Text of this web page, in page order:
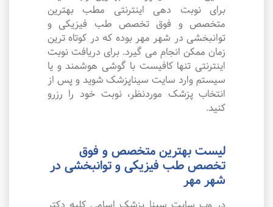
برای نوبت دهی اینترنتی مطب بهترین
متخصص و فوق تخصص طب فیزیکی و
توانبخشی در شهر مهر بوده که در کوتاه ترین
زمان ممکن انجام می گیرد. برای دریافت نوبت
اینترنتی تنها کافیست با گوشی هوشمند و یا
سیستم وارد سایت سیناپزشک شوید و پس از
انتخاب پزشک موردنظر، نوبت خود را رزرو
کنید.
لیست بهترین متخصص و فوق
تخصص طب فیزیکی و توانبخشی در
شهر مهر